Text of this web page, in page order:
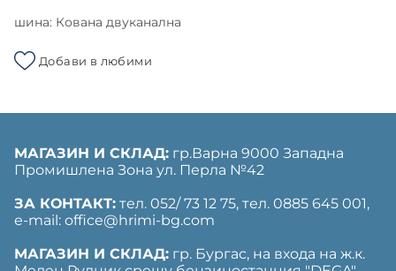
шина: Кована двуканална
Добави в любими
МАГАЗИН И СКЛАД: гр.Варна 9000 Западна
Промишлена Зона ул. Перла №42
ЗА КОНТАКТ: тел. 052/ 73 12 75, тел. ‎0885 645 001,
е-mail: office@hrimi-bg.com
МАГАЗИН И СКЛАД: гр. Бургас, на входа на ж.к.